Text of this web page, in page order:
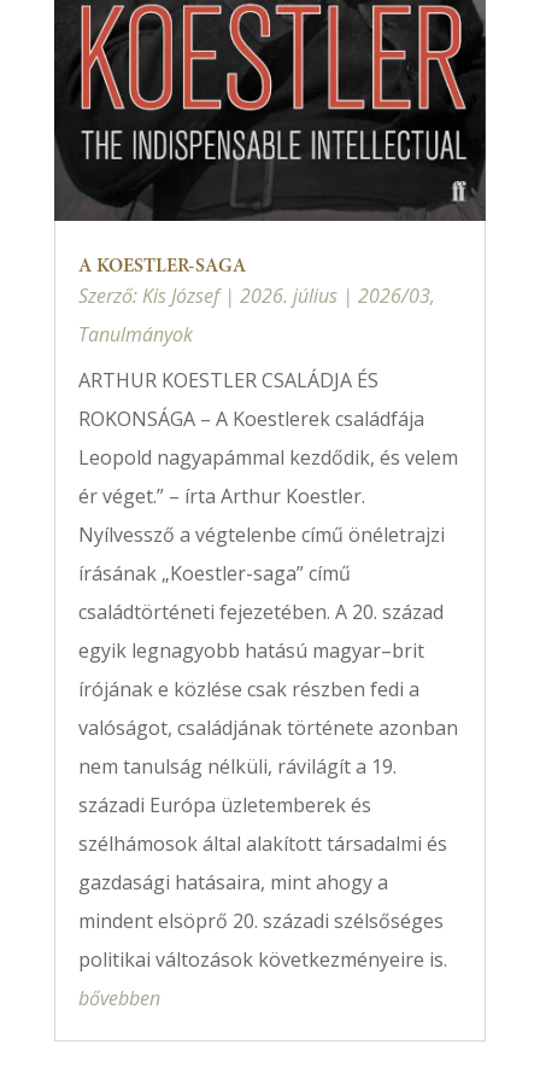
A KOESTLER-SAGA
Szerző:Kis József| 2026. július| 2026/03,
Tanulmányok
ARTHUR KOESTLER CSALÁDJA ÉS
ROKONSÁGA – A Koestlerek családfája
Leopold nagyapámmal kezdődik, és velem
ér véget.” – írta Arthur Koestler.
Nyílvessző a végtelenbe című önéletrajzi
írásának „Koestler-saga” című
családtörténeti fejezetében. A 20. század
egyik legnagyobb hatású magyar–brit
írójának e közlése csak részben fedi a
valóságot, családjának története azonban
nem tanulság nélküli, rávilágít a 19.
századi Európa üzletemberek és
szélhámosok által alakított társadalmi és
gazdasági hatásaira, mint ahogy a
mindent elsöprő 20. századi szélsőséges
politikai változások következményeire is.
bővebben